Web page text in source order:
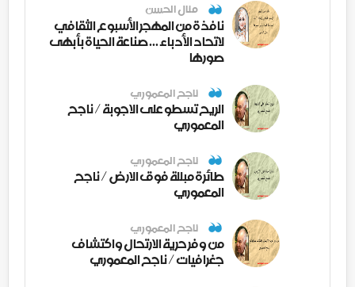
منال الحسن
نافذة من المهجر الأسبوع الثقافي
لاتحاد الأدباء ... صناعة الحياة بأبهى
صورها
ناجح المعموري
الريح تسطو على الاجوبة / ناجح
المعموري
ناجح المعموري
طائرة مبللة فوق الارض / ناجح
المعموري
ناجح المعموري
من وفر حرية الارتحال واكتشاف
جغرافيات / ناجح المعموري